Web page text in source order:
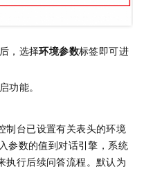
，选择环境参数标签即可进
功能。
制台已设置有关表头的环境
参数的值到对话引擎，系统
执行后续问答流程。默认为